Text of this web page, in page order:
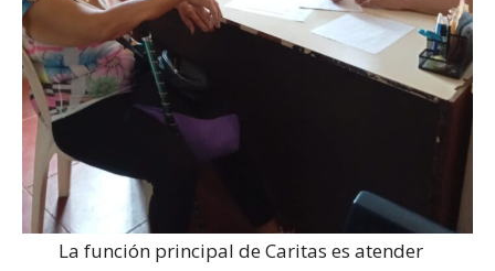
La función principal de Caritas es atender